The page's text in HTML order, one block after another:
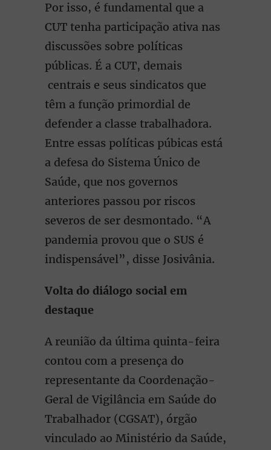
Por isso, é fundamental que a
CUT tenha participação ativa nas
discussões sobre políticas
públicas. É a CUT, demais
centrais e seus sindicatos que
têm a função primordial de
defender a classe trabalhadora.
Entre essas políticas púbicas está
a defesa do Sistema Único de
Saúde, que nos governos
anteriores passou por riscos
severos de ser desmontado. “A
pandemia provou que o SUS é
indispensável”, disse Josivânia.
Volta do diálogo social em
destaque
A reunião da última quinta-feira
contou com a presença do
representante da Coordenação-
Geral de Vigilância em Saúde do
Trabalhador (CGSAT), órgão
vinculado ao Ministério da Saúde,